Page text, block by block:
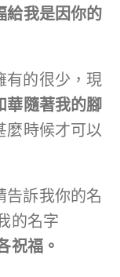
給我是因你的
有的很少，現
華隨著我的腳
麼時候才可以
告訴我你的名
的名字
祝福。